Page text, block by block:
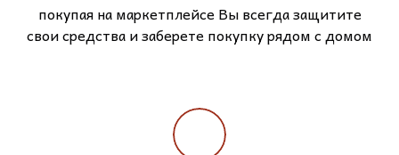
покупая на маркетплейсе Вы всегда защитите
свои средства и заберете покупку рядом с домом